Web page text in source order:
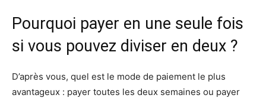
Pourquoi payer en une seule fois
si vous pouvez diviser en deux ?
D’après vous, quel est le mode de paiement le plus
avantageux : payer toutes les deux semaines ou payer